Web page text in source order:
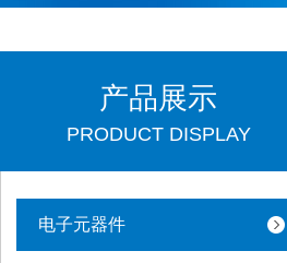
产品展示
PRODUCT DISPLAY
电子元器件